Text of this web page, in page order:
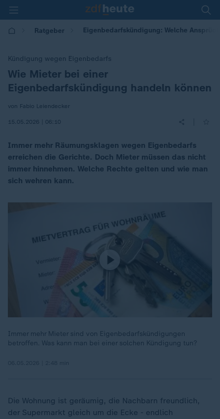
Ratgeber Eigenbedarfskündigung: Welche
Kündigung wegen Eigenbedarfs
:
Wie Mieter bei einer
Eigenbedarfskündigung handeln können
von Fabio Leiendecker
15.05.2026 | 06:10
Immer mehr Räumungsklagen wegen Eigenbedarfs
erreichen die Gerichte. Doch Mieter müssen das nicht
immer hinnehmen. Welche Rechte gelten und wie man
sich wehren kann.
Immer mehr Mieter sind von Eigenbedarfskündigungen
betroffen. Was kann man bei einer solchen Kündigung tun?
Die Wohnung ist geräumig, die Nachbarn freundlich,
der Supermarkt gleich um die Ecke - endlich